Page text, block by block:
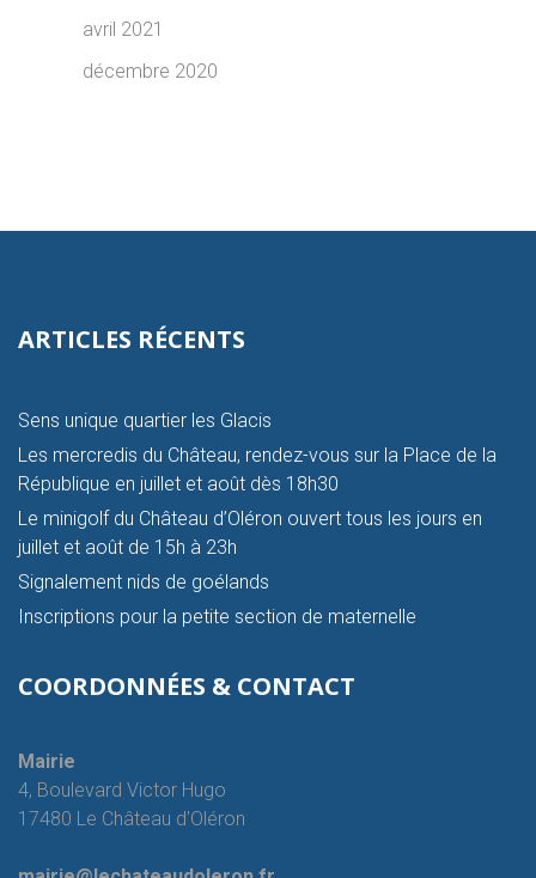
avril 2021
décembre 2020
ARTICLES RÉCENTS
Sens unique quartier les Glacis
Les mercredis du Château, rendez-vous sur la Place de la
République en juillet et août dès 18h30
Le minigolf du Château d’Oléron ouvert tous les jours en
juillet et août de 15h à 23h
Signalement nids de goélands
Inscriptions pour la petite section de maternelle
COORDONNÉES & CONTACT
Mairie
4, Boulevard Victor Hugo
17480 Le Château d'Oléron